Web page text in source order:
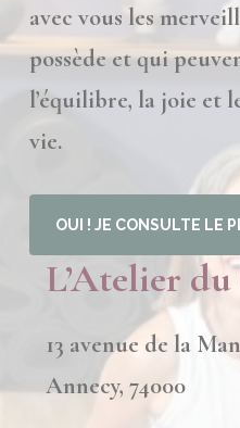
avec vous les
possède et qui
l’équilibre, la joie et
vie.
OUI ! JE CONSULTE LE
L’Atelier
13 avenue de la
Annecy, 74000